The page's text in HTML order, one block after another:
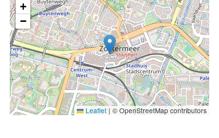
+
−
Leaflet | © OpenStreetMap contributors